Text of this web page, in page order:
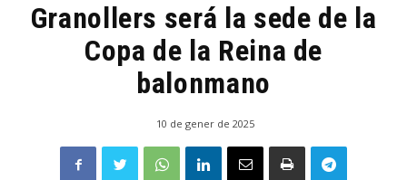
Granollers será la sede de la
Copa de la Reina de
balonmano
10 de gener de 2025